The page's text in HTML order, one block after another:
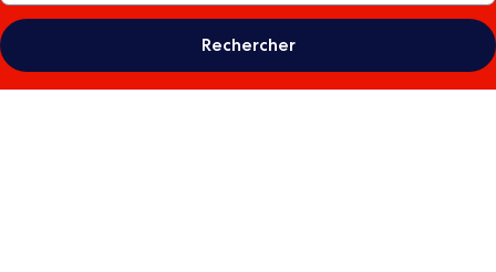
Rechercher